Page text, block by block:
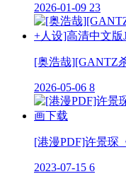
2026-01-09 23
[奥浩哉][GANTZ
2026-05-06 8
[港漫PDF]许景琛
2023-07-15 6